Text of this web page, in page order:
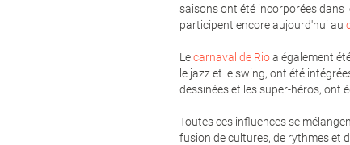
saisons ont été incorporées dans
participent encore aujourd'hui au
Lecarnaval de Rioa également
le jazz et le swing, ont été
dessinées et les super-héros, ont
Toutes ces influences se
fusion de cultures, de rythmes et